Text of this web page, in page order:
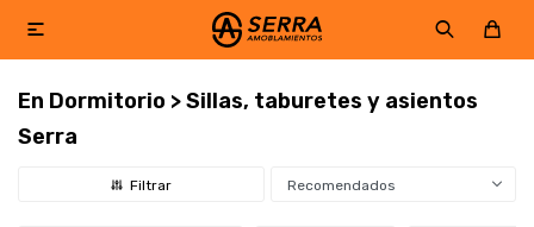

En Dormitorio > Sillas, taburetes y asientos
Serra
Recomendados